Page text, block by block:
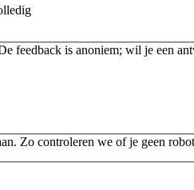
feedback is anoniem; wil je een
Zo controleren we of je geen